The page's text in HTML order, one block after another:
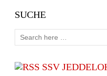
SUCHE
SSV